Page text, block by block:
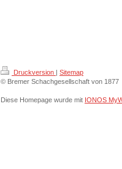
Druckversion | Sitemap
© Bremer Schachgesellschaft von 1877
Diese Homepage wurde mit IONOS